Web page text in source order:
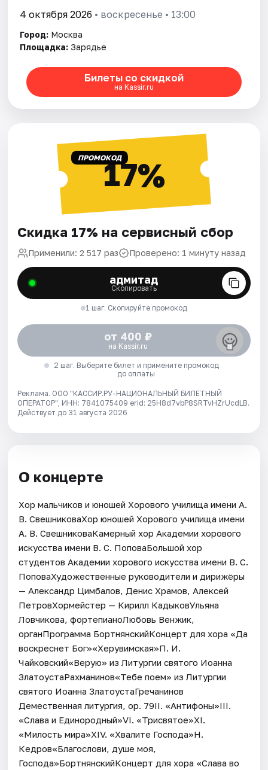
4 октября 2026 • воскресенье • 13:00
Город: Москва
Площадка: Зарядье
Билеты со скидкой
на Kassir.ru
ПРОМОКОД17%
Скидка 17% на сервисный сбор
Применили: 2 517 раз Проверено: 1 минуту назад
адмитад
Скопировать
1 шаг. Скопируйте промокод
от 400 ₽
на Kassir.ru
2 шаг. Выберите билет и примените промокод
до оплаты
Реклама. ООО "КАССИР.РУ-НАЦИОНАЛЬНЫЙ БИЛЕТНЫЙ
ОПЕРАТОР", ИНН: 7841075409 erid: 25H8d7vbP8SRTvHZrUcdLB.
Действует до 31 августа 2026
О концерте
Хор мальчиков и юношей Хорового училища имени А.
В. СвешниковаХор юношей Хорового училища имени
А. В. СвешниковаКамерный хор Академии хорового
искусства имени В. С. ПоповаБольшой хор
студентов Академии хорового искусства имени В. С.
ПоповаХудожественные руководители и дирижёры
— Александр Цимбалов, Денис Храмов, Алексей
ПетровХормейстер — Кирилл КадыковУльяна
Ловчикова, фортепианоЛюбовь Венжик,
органПрограмма БортнянскийКонцерт для хора «Да
воскреснет Бог»«Херувимская»П. И.
Чайковский«Верую» из Литургии святого Иоанна
ЗлатоустаРахманинов«Тебе поем» из Литургии
святого Иоанна ЗлатоустаГречанинов
Демественная литургия, op. 79II. «Антифоны»III.
«Слава и Единородный»VI. «Трисвятое»XI.
«Милость мира»XIV. «Хвалите Господа»Н.
Кедров«Благослови, душе моя,
Господа»БортнянскийКонцерт для хора «Слава во